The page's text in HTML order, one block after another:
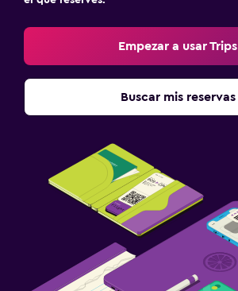
Empezar a usar Trips
Buscar mis reservas